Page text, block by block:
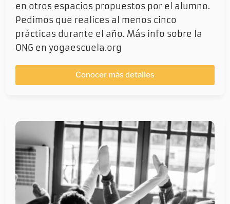
en otros espacios propuestos por el alumno.
Pedimos que realices al menos cinco
prácticas durante el año. Más info sobre la
ONG en yogaescuela.org
Conocer más detalles